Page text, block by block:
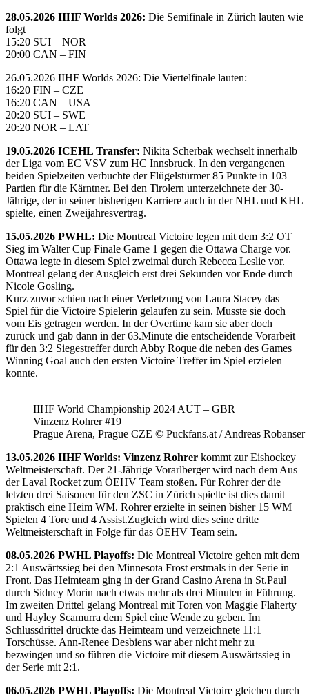
28.05.2026 IIHF Worlds 2026: Die Semifinale in Zürich lauten wie
folgt
15:20 SUI – NOR
20:00 CAN – FIN
26.05.2026 IIHF Worlds 2026: Die Viertelfinale lauten:
16:20 FIN – CZE
16:20 CAN – USA
20:20 SUI – SWE
20:20 NOR – LAT
19.05.2026 ICEHL Transfer: Nikita Scherbak wechselt innerhalb
der Liga vom EC VSV zum HC Innsbruck. In den vergangenen
beiden Spielzeiten verbuchte der Flügelstürmer 85 Punkte in 103
Partien für die Kärntner. Bei den Tirolern unterzeichnete der 30-
Jährige, der in seiner bisherigen Karriere auch in der NHL und KHL
spielte, einen Zweijahresvertrag.
15.05.2026 PWHL: Die Montreal Victoire legen mit dem 3:2 OT
Sieg im Walter Cup Finale Game 1 gegen die Ottawa Charge vor.
Ottawa legte in diesem Spiel zweimal durch Rebecca Leslie vor.
Montreal gelang der Ausgleich erst drei Sekunden vor Ende durch
Nicole Gosling.
Kurz zuvor schien nach einer Verletzung von Laura Stacey das
Spiel für die Victoire Spielerin gelaufen zu sein. Musste sie doch
vom Eis getragen werden. In der Overtime kam sie aber doch
zurück und gab dann in der 63.Minute die entscheidende Vorarbeit
für den 3:2 Siegestreffer durch Abby Roque die neben des Games
Winning Goal auch den ersten Victoire Treffer im Spiel erzielen
konnte.
IIHF World Championship 2024 AUT – GBR
Vinzenz Rohrer #19
Prague Arena, Prague CZE © Puckfans.at / Andreas Robanser
13.05.2026 IIHF Worlds: Vinzenz Rohrer kommt zur Eishockey
Weltmeisterschaft. Der 21-Jährige Vorarlberger wird nach dem Aus
der Laval Rocket zum ÖEHV Team stoßen. Für Rohrer der die
letzten drei Saisonen für den ZSC in Zürich spielte ist dies damit
praktisch eine Heim WM. Rohrer erzielte in seinen bisher 15 WM
Spielen 4 Tore und 4 Assist.Zugleich wird dies seine dritte
Weltmeisterschaft in Folge für das ÖEHV Team sein.
08.05.2026 PWHL Playoffs: Die Montreal Victoire gehen mit dem
2:1 Auswärtssieg bei den Minnesota Frost erstmals in der Serie in
Front. Das Heimteam ging in der Grand Casino Arena in St.Paul
durch Sidney Morin nach etwas mehr als drei Minuten in Führung.
Im zweiten Drittel gelang Montreal mit Toren von Maggie Flaherty
und Hayley Scamurra dem Spiel eine Wende zu geben. Im
Schlussdrittel drückte das Heimteam und verzeichnete 11:1
Torschüsse. Ann-Renee Desbiens war aber nicht mehr zu
bezwingen und so führen die Victoire mit diesem Auswärtssieg in
der Serie mit 2:1.
06.05.2026 PWHL Playoffs: Die Montreal Victoire gleichen durch